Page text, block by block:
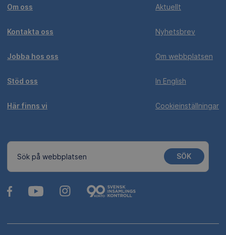
Om oss
Kontakta oss
Jobba hos oss
Stöd oss
Här finns vi
Aktuellt
Nyhetsbrev
Om webbplatsen
In English
Cookieinställningar
Sök på webbplatsen SÖK